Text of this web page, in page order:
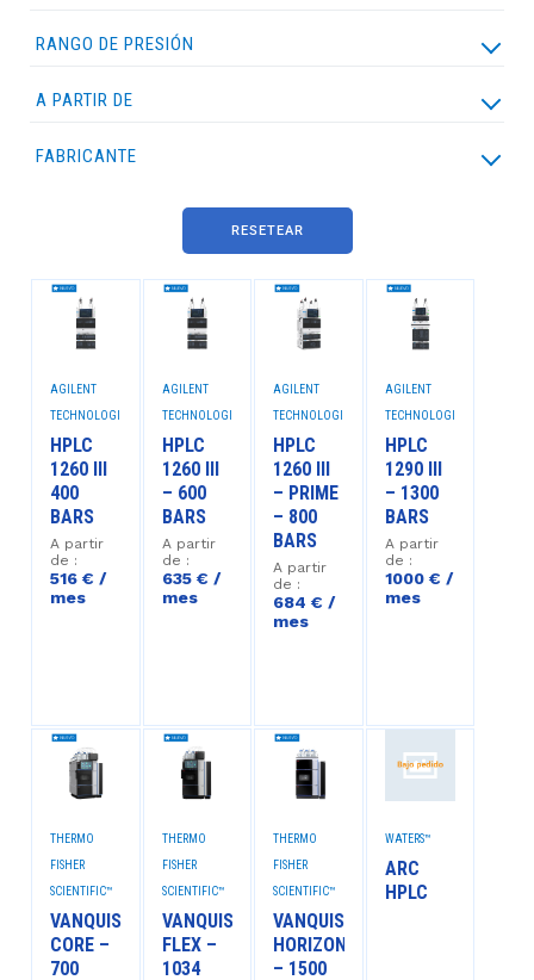
HPLC
GC
GC/MS
RANGO DE PRESIÓN
A PARTIR DE
FABRICANTE
AGILENT TECHNOLOGIES
THERMO FISHER SCIENTIFIC
RESETEAR
AGILENT
TECHNOLOGIES™
HPLC
1260 III
400
BARS
A partir
de :
516 € /
mes
AGILENT
TECHNOLOGIES™
HPLC
1260 III
– 600
BARS
A partir
de :
635 € /
mes
AGILENT
TECHNOLOGIES™
HPLC
1260 III
– PRIME
– 800
BARS
A partir
de :
684 € /
mes
AGILENT
TECHNOLOGIES™
HPLC
1290 III
– 1300
BARS
A partir
de :
1000 € /
mes
THERMO
FISHER
SCIENTIFIC™
VANQUISH
CORE –
700
THERMO
FISHER
SCIENTIFIC™
VANQUISH
FLEX –
1034
THERMO
FISHER
SCIENTIFIC™
VANQUISH
HORIZON
– 1500
WATERS™
ARC
HPLC